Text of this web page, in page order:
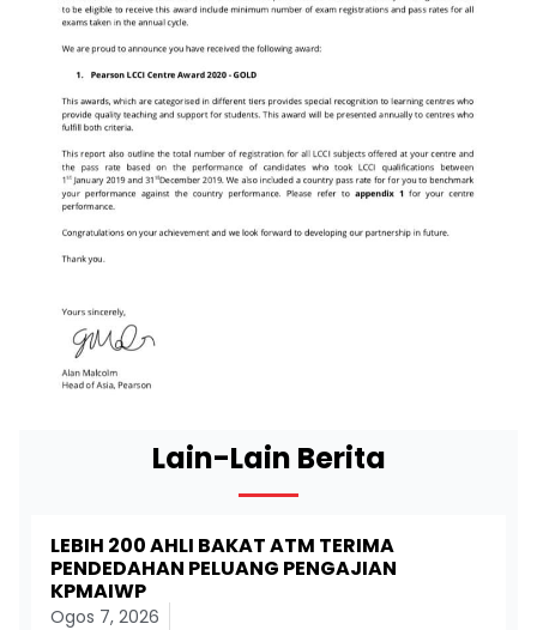
Lain-Lain Berita
LEBIH 200 AHLI BAKAT ATM TERIMA
PENDEDAHAN PELUANG PENGAJIAN
KPMAIWP
Ogos 7, 2026